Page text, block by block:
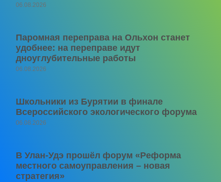
06.08.2026
Паромная переправа на Ольхон станет
удобнее: на переправе идут
дноуглубительные работы
06.08.2026
Школьники из Бурятии в финале
Всероссийского экологического форума
06.08.2026
В Улан-Удэ прошёл форум «Реформа
местного самоуправления – новая
стратегия»